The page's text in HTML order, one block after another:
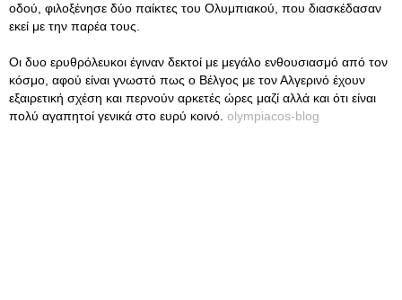
οδού, φιλοξένησε δύο παίκτες του Ολυμπιακού, που διασκέδασαν
εκεί με την παρέα τους.
Οι δυο ερυθρόλευκοι έγιναν δεκτοί με μεγάλο ενθουσιασμό από τον
κόσμο, αφού είναι γνωστό πως ο Βέλγος με τον Αλγερινό έχουν
εξαιρετική σχέση και περνούν αρκετές ώρες μαζί αλλά και ότι είναι
πολύ αγαπητοί γενικά στο ευρύ κοινό. olympiacos-blog